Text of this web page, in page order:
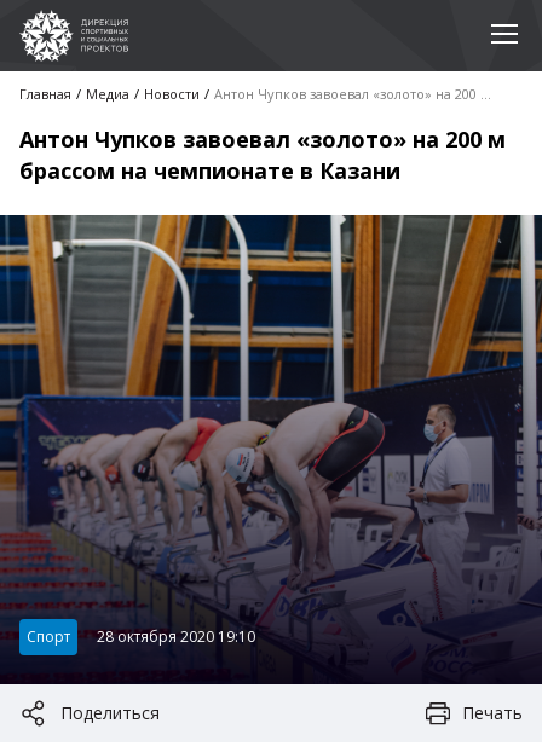
Главная Медиа Новости Антон Чупков завоевал «золото» на 200 м брассом на чемпионате в Казани
Антон Чупков завоевал «золото» на 200 м
брассом на чемпионате в Казани
Категория:
Спорт 28 октября 2020 19:10
Поделиться Печать